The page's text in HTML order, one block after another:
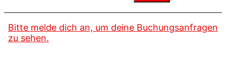
Bitte melde dich an, um deine Buchungsanfragen
zu sehen.